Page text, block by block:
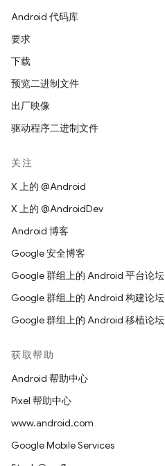
Android 代码库
要求
下载
预览二进制文件
出厂映像
驱动程序二进制文件
关注
X 上的 @Android
X 上的 @AndroidDev
Android 博客
Google 安全博客
Google 群组上的 Android 平台论坛
Google 群组上的 Android 构建论坛
Google 群组上的 Android 移植论坛
获取帮助
Android 帮助中心
Pixel 帮助中心
www.android.com
Google Mobile Services